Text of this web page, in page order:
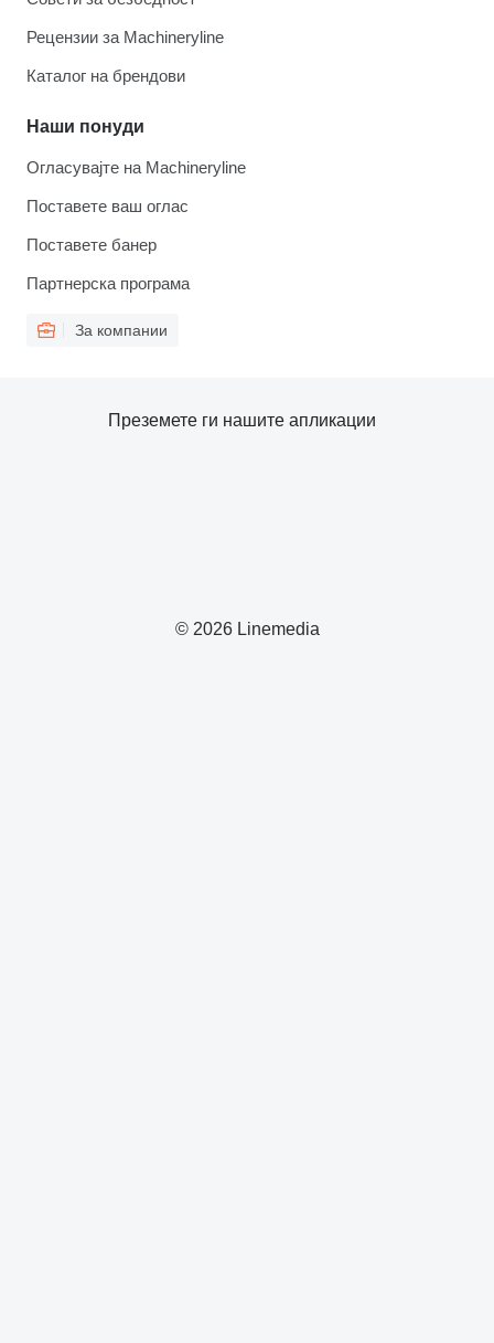
Рецензии за Machineryline
Каталог на брендови
Наши понуди
Огласувајте на Machineryline
Поставете ваш оглас
Поставете банер
Партнерска програма
За компании
© 2026 Linemedia
Преземете ги нашите апликации